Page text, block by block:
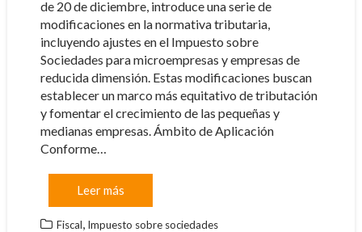
de 20 de diciembre, introduce una serie de
modificaciones en la normativa tributaria,
incluyendo ajustes en el Impuesto sobre
Sociedades para microempresas y empresas de
reducida dimensión. Estas modificaciones buscan
establecer un marco más equitativo de tributación
y fomentar el crecimiento de las pequeñas y
medianas empresas. Ámbito de Aplicación
Conforme…
Leer más
Fiscal, Impuesto sobre sociedades